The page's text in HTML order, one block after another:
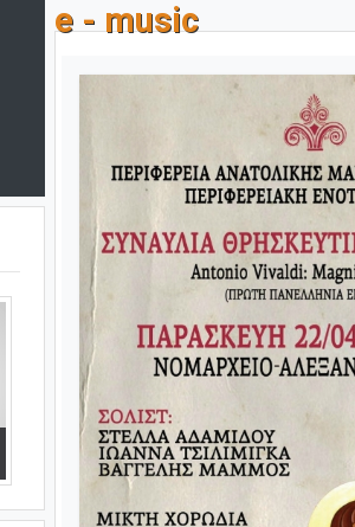
e - music